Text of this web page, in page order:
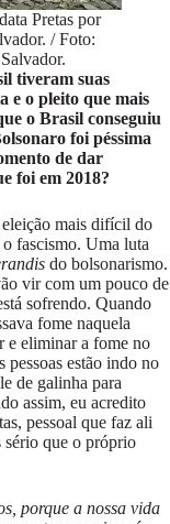
Pretas por
/ Foto:
tiveram suas
e o pleito que mais
o Brasil conseguiu
foi péssima
de dar
foi em 2018?
eleição mais difícil do
fascismo. Uma luta
do bolsonarismo.
vir com um pouco de
sofrendo. Quando
fome naquela
e eliminar a fome no
estão indo no
de galinha para
assim, eu acredito
pessoal que faz ali
sério que o próprio
porque a nossa vida